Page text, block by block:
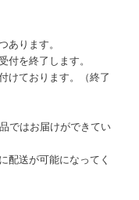
ります。
を終了します。
けております。（終了
ではお届けができてい
配送が可能になってく